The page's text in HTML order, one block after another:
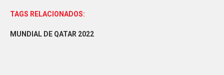
TAGS RELACIONADOS:
MUNDIAL DE QATAR 2022